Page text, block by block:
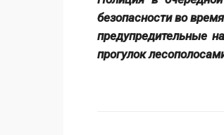
безопасности во
предупредительные
прогулок